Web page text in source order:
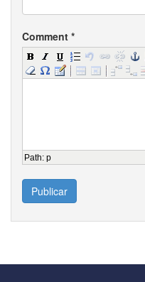
Comment *
Path: p
Publicar